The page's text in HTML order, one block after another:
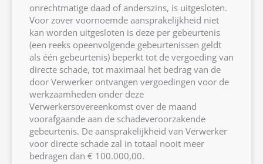
onrechtmatige daad of anderszins, is uitgesloten.
Voor zover voornoemde aansprakelijkheid niet
kan worden uitgesloten is deze per gebeurtenis
(een reeks opeenvolgende gebeurtenissen geldt
als één gebeurtenis) beperkt tot de vergoeding van
directe schade, tot maximaal het bedrag van de
door Verwerker ontvangen vergoedingen voor de
werkzaamheden onder deze
Verwerkersovereenkomst over de maand
voorafgaande aan de schadeveroorzakende
gebeurtenis. De aansprakelijkheid van Verwerker
voor directe schade zal in totaal nooit meer
bedragen dan € 100.000,00.